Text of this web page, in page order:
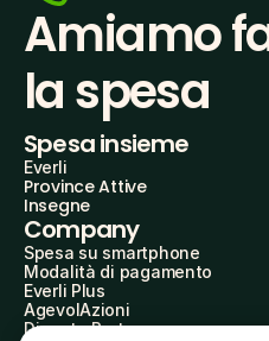
Amiamo
la spesa
Spesa insieme
Everli
Province Attive
Insegne
Company
Spesa su smartphone
Modalità di pagamento
Everli Plus
AgevolAzioni
Diventa Partner